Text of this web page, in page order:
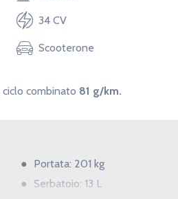
34 CV
Scooterone
ciclo combinato 81 g/km.
Portata: 201 kg
Serbatoio: 13 L